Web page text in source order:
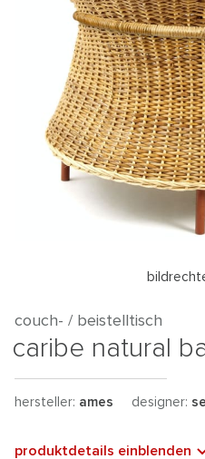
couch- / beistelltisch
caribe natural
hersteller: ames designer:
produktdetails einblenden